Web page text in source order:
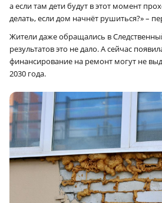
а если там дети будут в этот момент
делать, если дом начнёт рушиться?» –
Жители даже обращались в
результатов это не дало. А сейчас
финансирование на ремонт могут не
2030 года.